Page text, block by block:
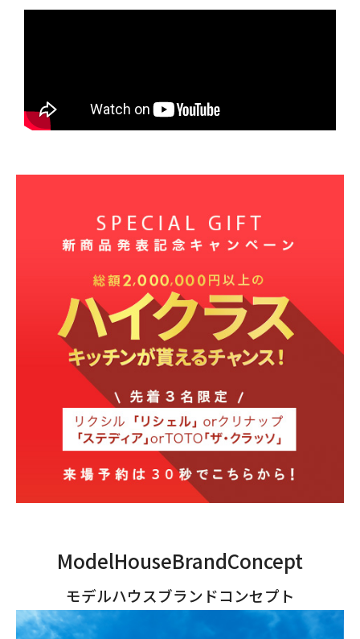
ModelHouseBrandConcept
モデルハウスブランドコンセプト